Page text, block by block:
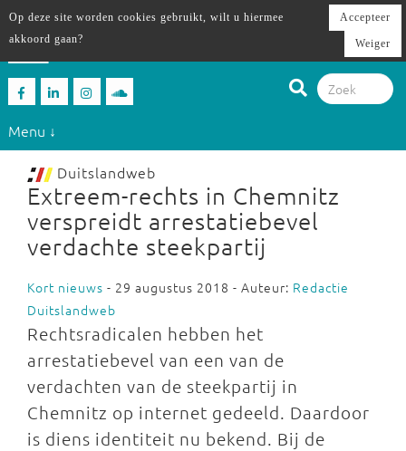
Menu ↓
Duitslandweb
Extreem-rechts in Chemnitz
verspreidt arrestatiebevel
verdachte steekpartij
Kort nieuws - 29 augustus 2018 - Auteur: Redactie
Duitslandweb
Rechtsradicalen hebben het
arrestatiebevel van een van de
verdachten van de steekpartij in
Chemnitz op internet gedeeld. Daardoor
is diens identiteit nu bekend. Bij de
Op deze site worden cookies gebruikt, wilt u hiermee
akkoord gaan?
Accepteer
Weiger